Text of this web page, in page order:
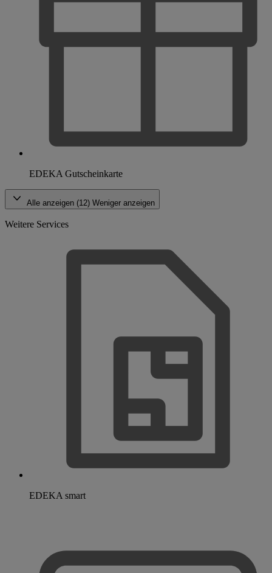
EDEKA Gutscheinkarte
Alle anzeigen (12) Weniger anzeigen
Weitere Services
EDEKA smart